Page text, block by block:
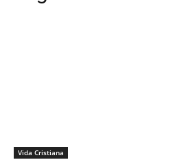
Vida Cristiana